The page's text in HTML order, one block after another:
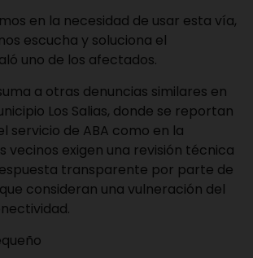
en la necesidad de usar esta vía,
escucha y soluciona el
uno de los afectados.
a otras denuncias similares en
Los Salias, donde se reportan
servicio de ABA como en la
vecinos exigen una revisión técnica
transparente por parte de
consideran una vulneración del